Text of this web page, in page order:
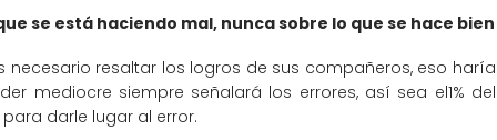
se está haciendo mal, nunca sobre lo que se hace bien
necesario resaltar los logros de sus compañeros, eso haría
mediocre siempre señalará los errores, así sea el1% del
darle lugar al error.